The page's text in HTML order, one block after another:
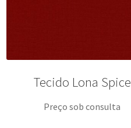
Tecido Lona Spice
Preço sob consulta